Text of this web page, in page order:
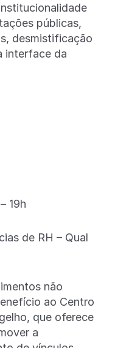
públicas,
desmistificação
interface da
19h
de RH – Qual
não
ao Centro
que oferece
a